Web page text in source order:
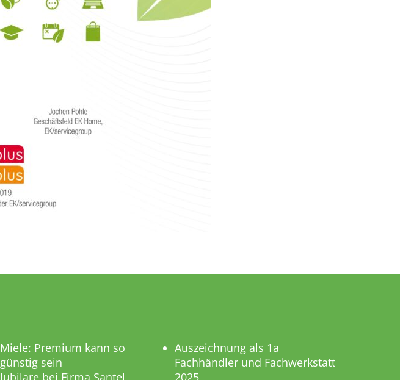
Miele: Premium kann so
günstig sein
Jubilare bei Firma Santel
Auszeichnung als 1a
Fachhändler und Fachwerkstatt
2025